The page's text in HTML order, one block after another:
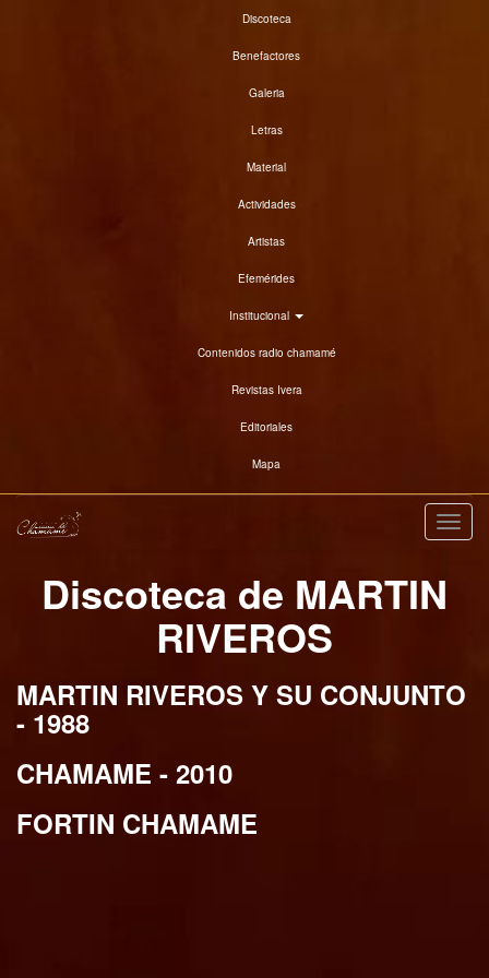
Discoteca
Benefactores
Galeria
Letras
Material
Actividades
Artistas
Efemérides
Institucional
Contenidos radio chamamé
Revistas Ivera
Editoriales
Mapa
Discoteca de MARTIN
RIVEROS
MARTIN RIVEROS Y SU CONJUNTO
- 1988
CHAMAME - 2010
FORTIN CHAMAME